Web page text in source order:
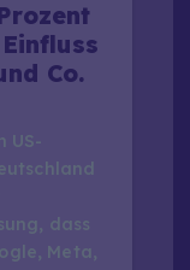
Co.
US-
dass
Meta,